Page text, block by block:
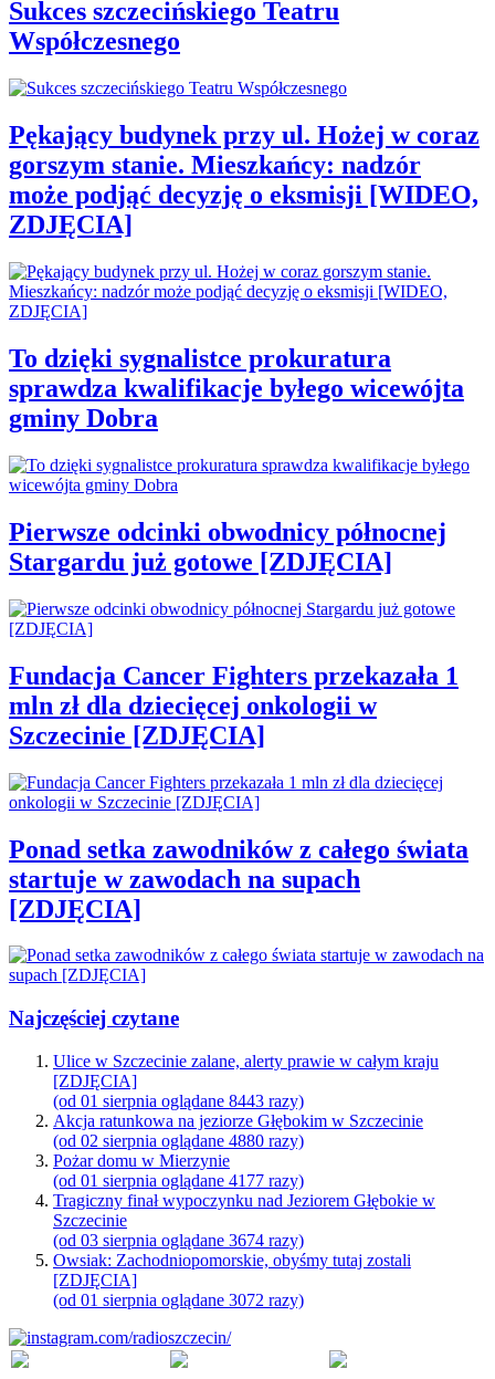
Sukces szczecińskiego Teatru
Współczesnego
Pękający budynek przy ul. Hożej w coraz
gorszym stanie. Mieszkańcy: nadzór
może podjąć decyzję o eksmisji [WIDEO,
ZDJĘCIA]
To dzięki sygnalistce prokuratura
sprawdza kwalifikacje byłego wicewójta
gminy Dobra
Pierwsze odcinki obwodnicy północnej
Stargardu już gotowe [ZDJĘCIA]
Fundacja Cancer Fighters przekazała 1
mln zł dla dziecięcej onkologii w
Szczecinie [ZDJĘCIA]
Ponad setka zawodników z całego świata
startuje w zawodach na supach
[ZDJĘCIA]
Najczęściej czytane
Ulice w Szczecinie zalane, alerty prawie w całym kraju
[ZDJĘCIA]
(od 01 sierpnia oglądane 8443 razy)
Akcja ratunkowa na jeziorze Głębokim w Szczecinie
(od 02 sierpnia oglądane 4880 razy)
Pożar domu w Mierzynie
(od 01 sierpnia oglądane 4177 razy)
Tragiczny finał wypoczynku nad Jeziorem Głębokie w
Szczecinie
(od 03 sierpnia oglądane 3674 razy)
Owsiak: Zachodniopomorskie, obyśmy tutaj zostali
[ZDJĘCIA]
(od 01 sierpnia oglądane 3072 razy)